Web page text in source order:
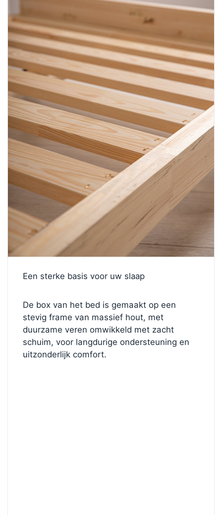
Een sterke basis voor uw slaap
De box van het bed is gemaakt op een
stevig frame van massief hout, met
duurzame veren omwikkeld met zacht
schuim, voor langdurige ondersteuning en
uitzonderlijk comfort.